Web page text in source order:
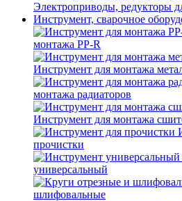
Электроприводы, редукторы
Инструмент, сварочное
монтажа PP-R
Инструмент для монтажа
монтажа радиаторов
Инструмент для монтажа
прочистки
универсальный
шлифовальные